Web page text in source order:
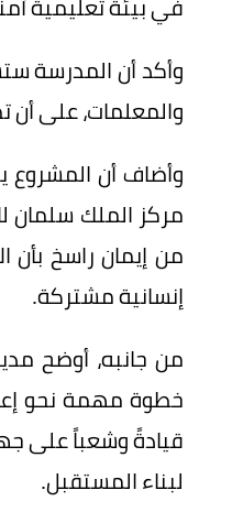
والمعلمات، على أن تصل
وأضاف أن المشروع
مركز الملك سلمان
من إيمان راسخ بأن
إنسانية مشتركة.
من جانبه، أوضح
خطوة مهمة نحو
قيادةً وشعباً على
لبناء المستقبل.